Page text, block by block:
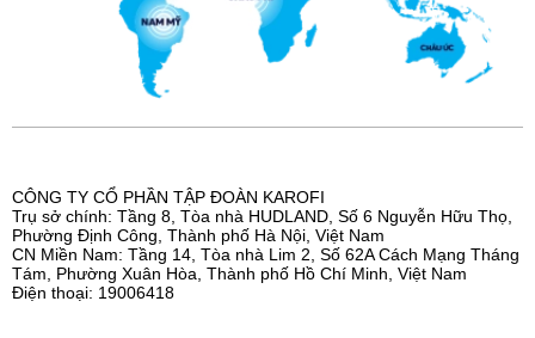
CÔNG TY CỔ PHẦN TẬP ĐOÀN KAROFI
Trụ sở chính: Tầng 8, Tòa nhà HUDLAND, Số 6 Nguyễn Hữu Thọ,
Phường Định Công, Thành phố Hà Nội, Việt Nam
CN Miền Nam: Tầng 14, Tòa nhà Lim 2, Số 62A Cách Mạng Tháng
Tám, Phường Xuân Hòa, Thành phố Hồ Chí Minh, Việt Nam
Điện thoại: 19006418